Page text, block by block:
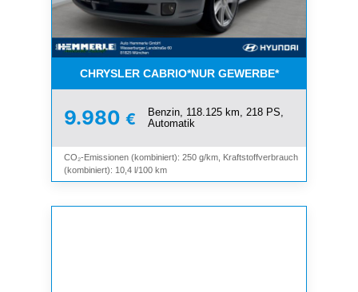
CHRYSLER CABRIO*NUR GEWERBE*
9.980 €
Benzin, 118.125 km, 218 PS,
Automatik
CO₂-Emissionen (kombiniert): 250 g/km, Kraftstoffverbrauch
(kombiniert): 10,4 l/100 km